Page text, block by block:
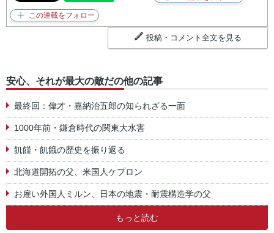
投稿・コメント全文を見る
安心、それが最大の敵だの他の記事
最終回：偉才・嘉納治五郎の知られざる一面
1000年前・鎌倉時代の関東大水害
飢饉・飢餓の歴史を振り返る
北海道開拓の父、米国人ケプロン
お雇い外国人ミルン、日本の地震・耐震構造学の父
もっと読む